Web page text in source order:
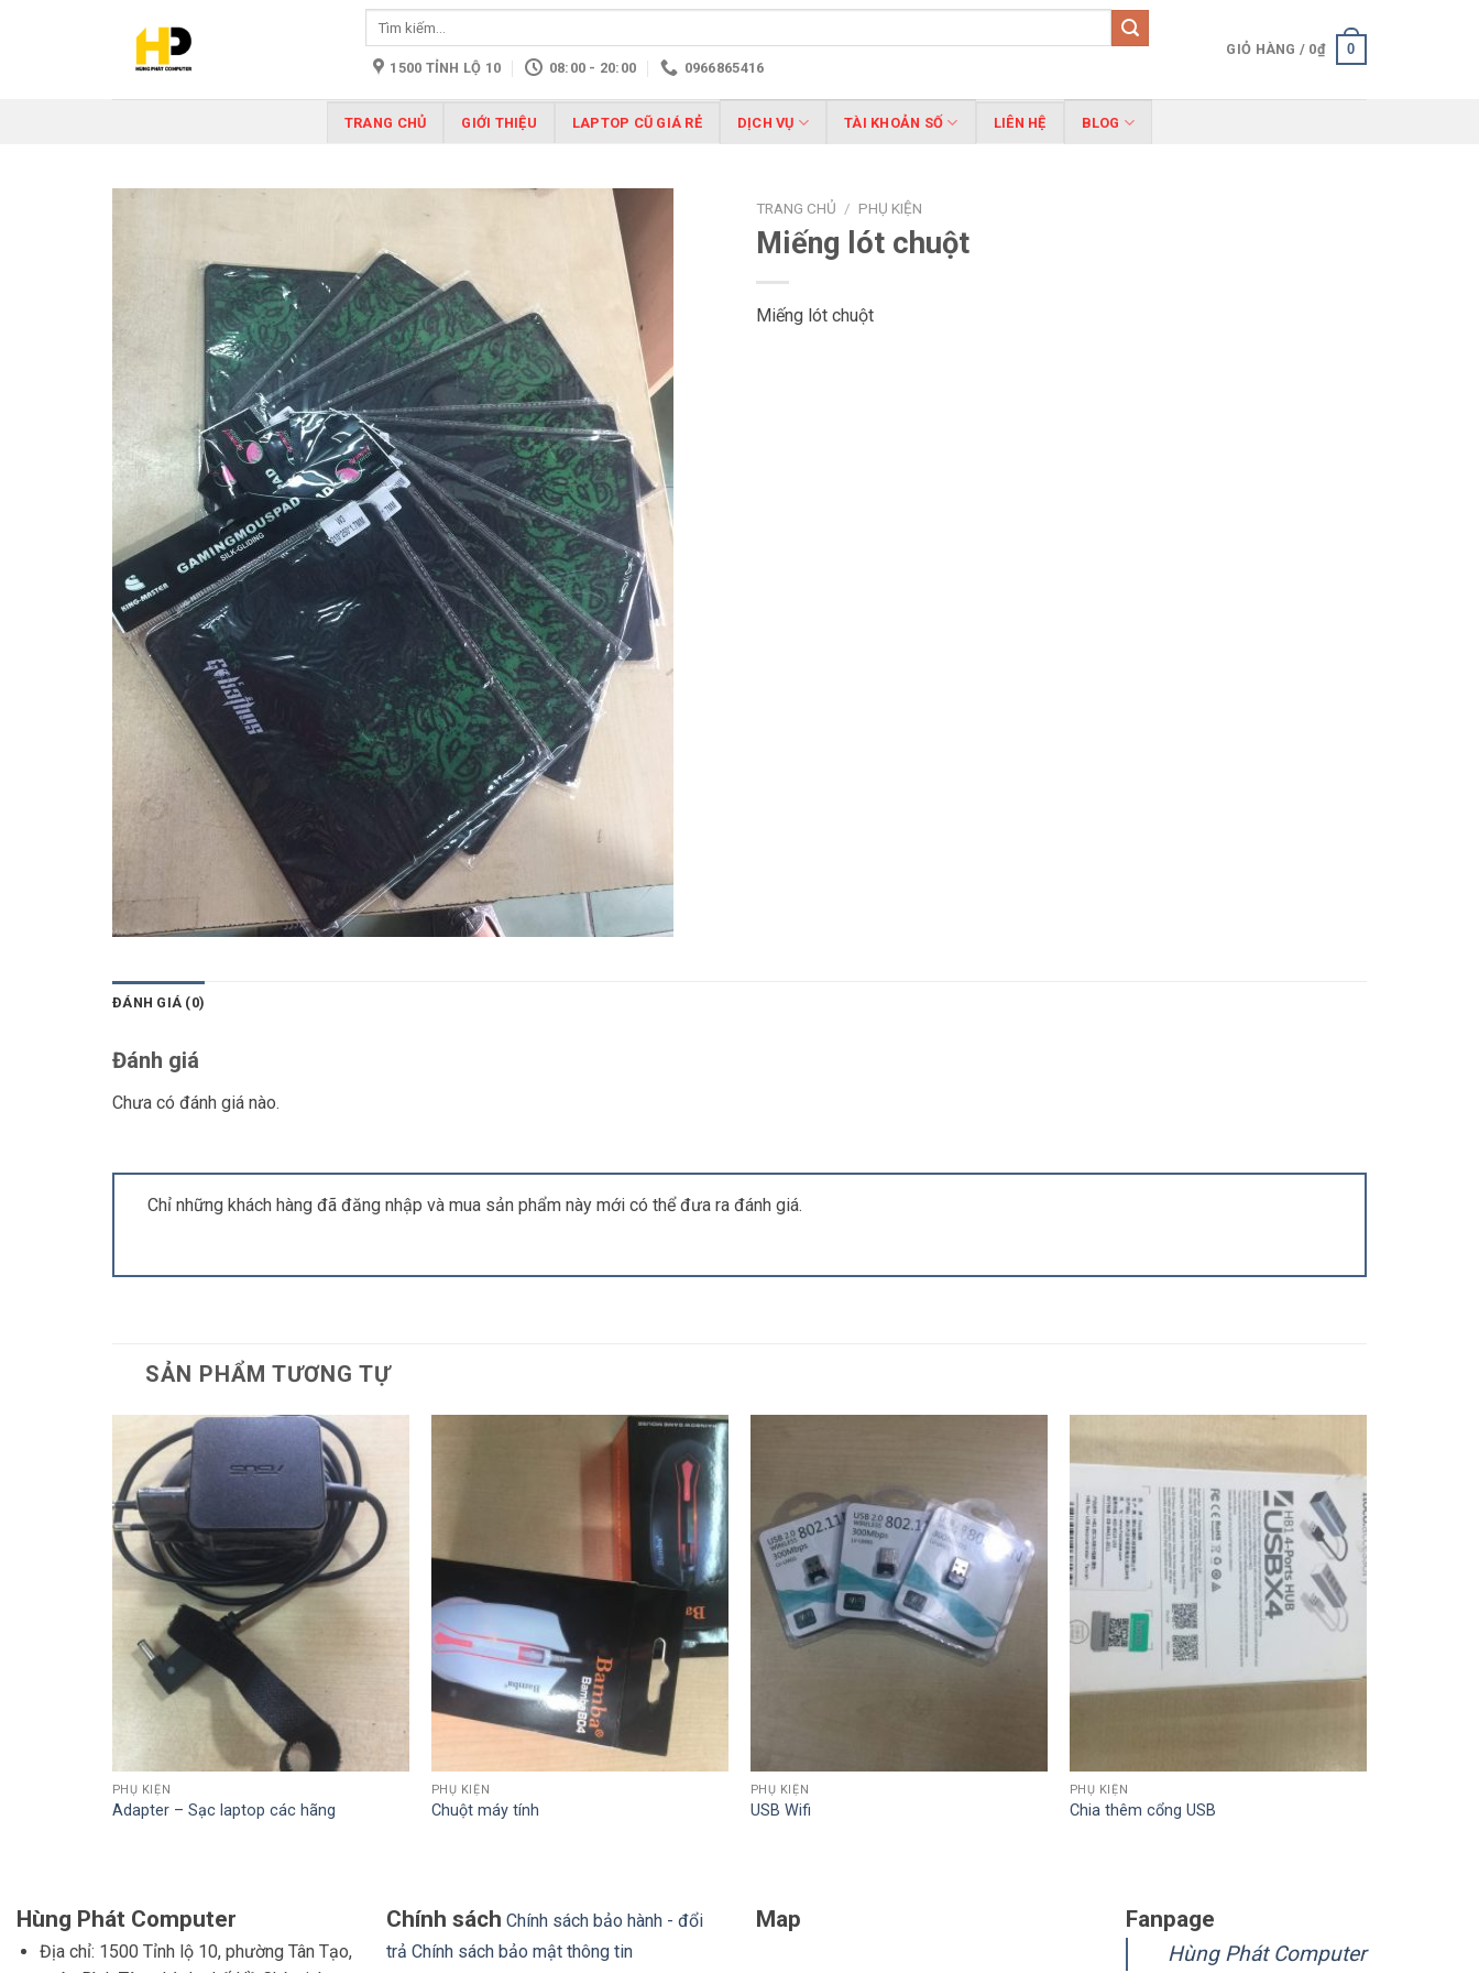
1500 TỈNH LỘ 10 08:00 - 20:00 0966865416
GIỎ HÀNG / 0₫ 0
TRANG CHỦ GIỚI THIỆU LAPTOP CŨ GIÁ RẺ DỊCH VỤ TÀI KHOẢN SỐ LIÊN HỆ BLOG
TRANG CHỦ / PHỤ KIỆN
Miếng lót chuột
Miếng lót chuột
ĐÁNH GIÁ (0)
Đánh giá
Chưa có đánh giá nào.
Chỉ những khách hàng đã đăng nhập và mua sản phẩm này mới có thể đưa ra đánh giá.
SẢN PHẨM TƯƠNG TỰ
PHỤ KIỆN
Adapter – Sạc laptop các hãng
PHỤ KIỆN
Chuột máy tính
PHỤ KIỆN
USB Wifi
PHỤ KIỆN
Chia thêm cổng USB
Hùng Phát Computer
Địa chỉ: 1500 Tỉnh lộ 10, phường Tân Tạo,
Chính sách Chính sách bảo hành - đổi
trả Chính sách bảo mật thông tin
Map Fanpage
Hùng Phát Computer